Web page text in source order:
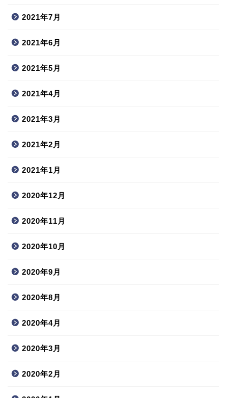
2021年7月
2021年6月
2021年5月
2021年4月
2021年3月
2021年2月
2021年1月
2020年12月
2020年11月
2020年10月
2020年9月
2020年8月
2020年4月
2020年3月
2020年2月